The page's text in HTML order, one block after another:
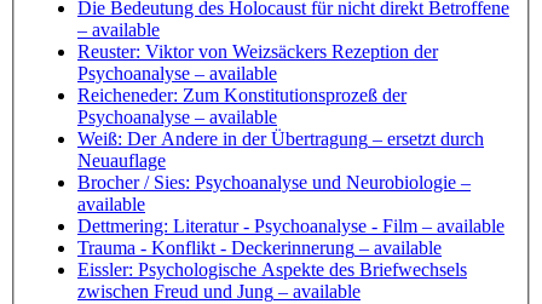
Die Bedeutung des Holocaust für nicht direkt Betroffene
– available
Reuster: Viktor von Weizsäckers Rezeption der
Psychoanalyse – available
Reicheneder: Zum Konstitutionsprozeß der
Psychoanalyse – available
Weiß: Der Andere in der Übertragung – ersetzt durch
Neuauflage
Brocher / Sies: Psychoanalyse und Neurobiologie –
available
Dettmering: Literatur - Psychoanalyse - Film – available
Trauma - Konflikt - Deckerinnerung – available
Eissler: Psychologische Aspekte des Briefwechsels
zwischen Freud und Jung – available